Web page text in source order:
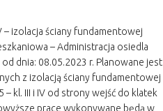
– izolacja ściany fundamentowej
– Administracja osiedla
od dnia: 08.05.2023 r. Planowane jest
z izolacją ściany fundamentowej
– kl. III i IV od strony wejść do klatek
prace wykonywane będą w